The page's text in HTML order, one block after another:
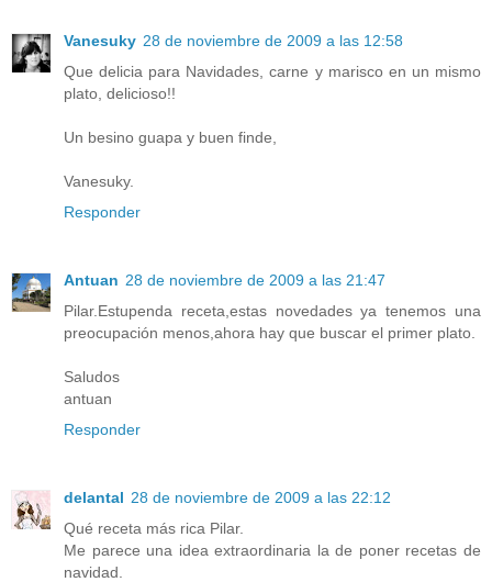
Vanesuky 28 de noviembre de 2009 a las 12:58
Que delicia para Navidades, carne y marisco en un mismo
plato, delicioso!!
Un besino guapa y buen finde,
Vanesuky.
Responder
Antuan 28 de noviembre de 2009 a las 21:47
Pilar.Estupenda receta,estas novedades ya tenemos una
preocupación menos,ahora hay que buscar el primer plato.
Saludos
antuan
Responder
delantal 28 de noviembre de 2009 a las 22:12
Qué receta más rica Pilar.
Me parece una idea extraordinaria la de poner recetas de
navidad.